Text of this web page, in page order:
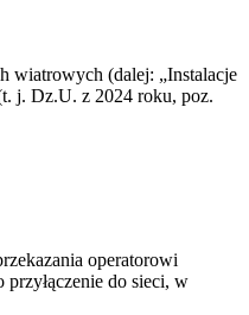
wiatrowych (dalej: „Instalacje
j. Dz.U. z 2024 roku, poz.
operatorowi
do sieci, w